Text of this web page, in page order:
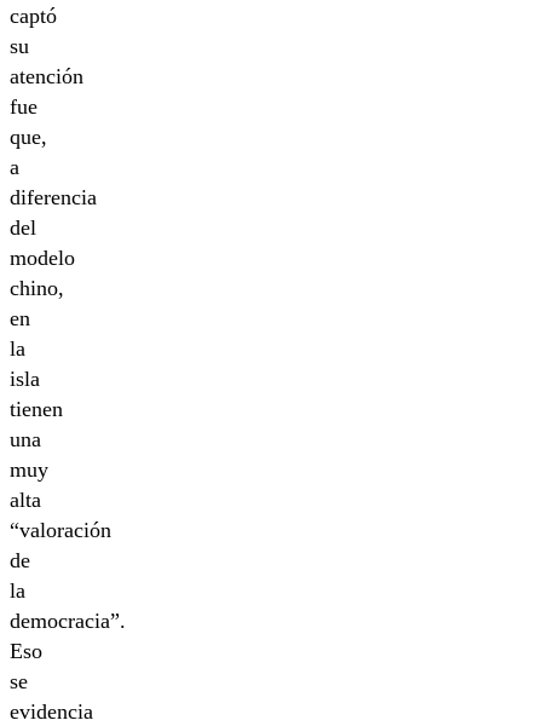
captó
su
atención
fue
que,
a
diferencia
del
modelo
chino,
en
la
isla
tienen
una
muy
alta
“valoración
de
la
democracia”.
Eso
se
evidencia